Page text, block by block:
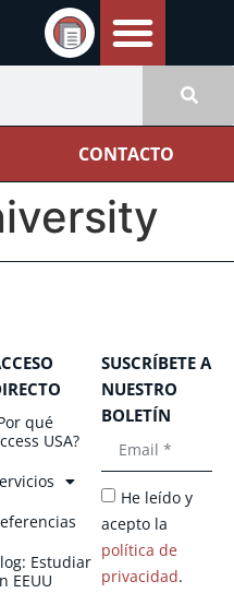
CONTACTO
qué
USA?
Estudiar
EEUU
SUSCRÍBETE A
NUESTRO
BOLETÍN
He leído y
acepto la
política de
privacidad.